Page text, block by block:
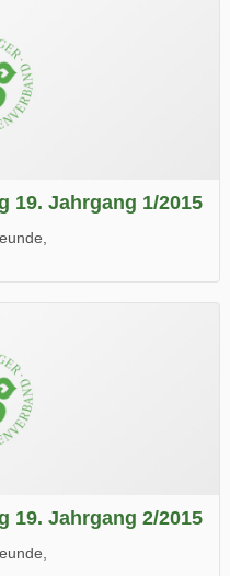
19. Jahrgang 1/2015
19. Jahrgang 2/2015